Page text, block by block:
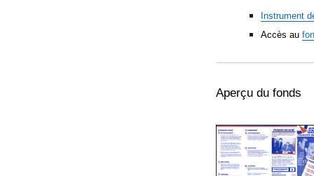
Instrument
Accès au
Aperçu du fonds